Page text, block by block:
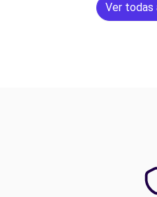
Ver todas